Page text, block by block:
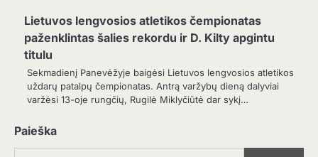
Lietuvos lengvosios atletikos čempionatas
paženklintas šalies rekordu ir D. Kilty apgintu
titulu
Sekmadienį Panevėžyje baigėsi Lietuvos lengvosios atletikos
uždarų patalpų čempionatas. Antrą varžybų dieną dalyviai
varžėsi 13-oje rungčių, Rugilė Miklyčiūtė dar sykį…
Paieška